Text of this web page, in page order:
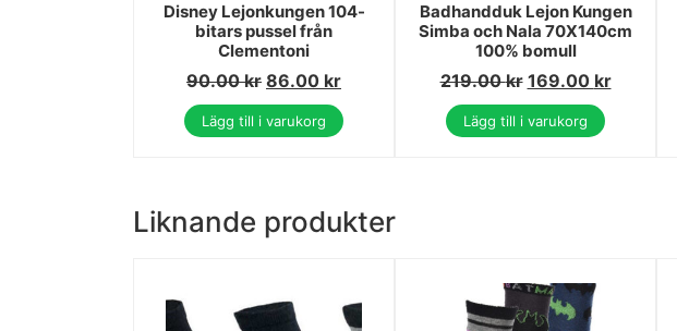
Disney Lejonkungen 104-
bitars pussel från
Clementoni
90.00kr 86.00 kr
Lägg till i varukorg
Badhandduk Lejon Kungen
Simba och Nala 70X140cm
100% bomull
219.00kr 169.00 kr
Lägg till i varukorg
Liknande produkter